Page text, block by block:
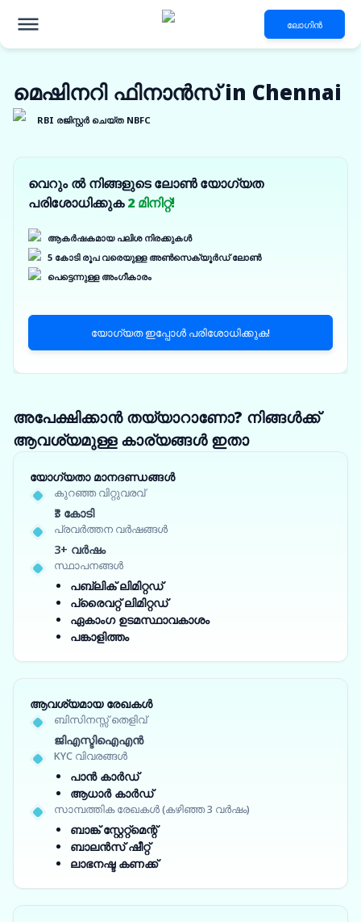
ലോഗിൻ
മെഷിനറി ഫിനാൻസ് in Chennai
RBI രജിസ്റ്റർ ചെയ്ത NBFC
വെറും ൽ നിങ്ങളുടെ ലോൺ യോഗ്യത
പരിശോധിക്കുക2 മിനിറ്റ്!
ആകർഷകമായ പലിശ നിരക്കുകൾ
5 കോടി രൂപ വരെയുള്ള അൺസെക്യൂർഡ് ലോൺ
പെട്ടെന്നുള്ള അംഗീകാരം
യോഗ്യത ഇപ്പോൾ പരിശോധിക്കുക!
അപേക്ഷിക്കാൻ തയ്യാറാണോ? നിങ്ങൾക്ക്
ആവശ്യമുള്ള കാര്യങ്ങൾ ഇതാ
യോഗ്യതാ മാനദണ്ഡങ്ങൾ
കുറഞ്ഞ വിറ്റുവരവ്
₹3 കോടി
പ്രവർത്തന വർഷങ്ങൾ
3+ വർഷം
സ്ഥാപനങ്ങൾ
പബ്ലിക് ലിമിറ്റഡ്
പ്രൈവറ്റ് ലിമിറ്റഡ്
ഏകാംഗ ഉടമസ്ഥാവകാശം
പങ്കാളിത്തം
ആവശ്യമായ രേഖകൾ
ബിസിനസ്സ് തെളിവ്
ജിഎസ്ടിഐഎൻ
KYC വിവരങ്ങൾ
പാൻ കാർഡ്
ആധാർ കാർഡ്
സാമ്പത്തിക രേഖകൾ (കഴിഞ്ഞ 3 വർഷം)
ബാങ്ക് സ്റ്റേറ്റ്‌മെന്റ്
ബാലൻസ് ഷീറ്റ്
ലാഭനഷ്ട കണക്ക്